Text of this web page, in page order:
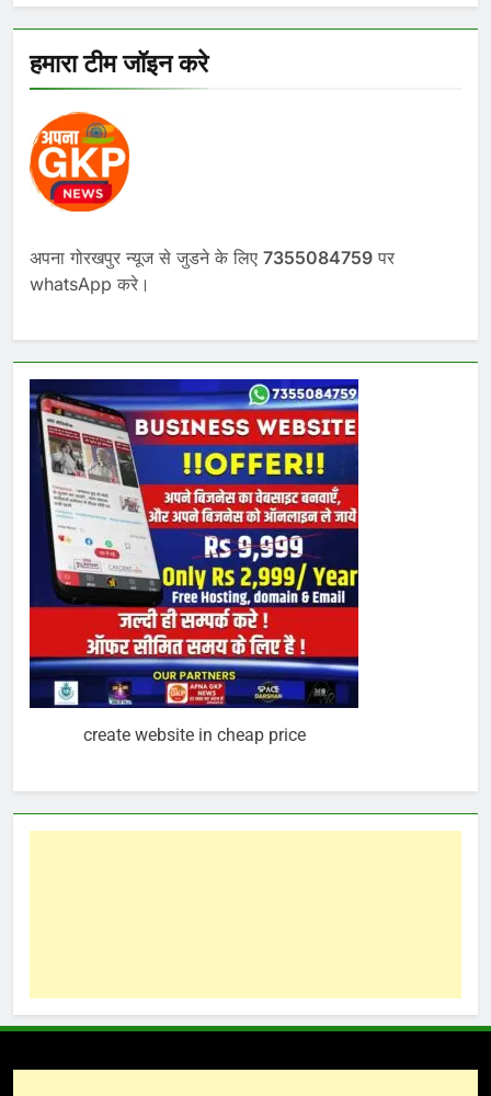
हमारा टीम जॉइन करे
अपना गोरखपुर न्यूज से जुडने के लिए 7355084759 पर
whatsApp करे।
create website in cheap price